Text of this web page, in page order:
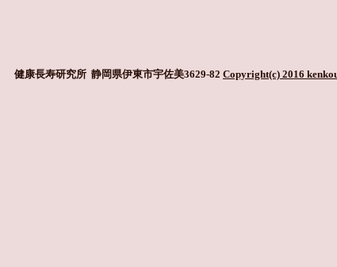
健康長寿研究所 静岡県伊東市宇佐美3629-82 Copyright(c) 2016